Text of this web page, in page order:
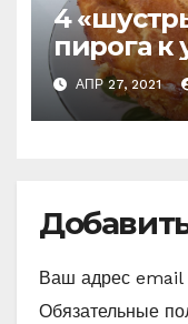
4
пирога к
АПР 27, 2021
Ваш адрес email
Обязательные